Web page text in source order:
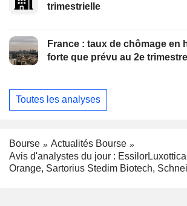
trimestrielle
France : taux de chômage en
forte que prévu au 2e trimestre
Toutes les analyses
Bourse
Actualités Bourse
Avis d'analystes du jour :
Orange, Sartorius Stedim Biotech,